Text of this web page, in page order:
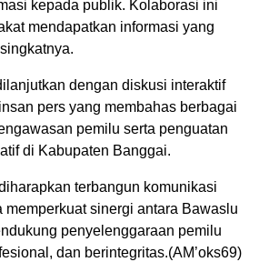
kepada publik. Kolaborasi ini
mendapatkan informasi yang
dengan diskusi interaktif
pers yang membahas berbagai
pemilu serta penguatan
di Kabupaten Banggai.
terbangun komunikasi
memperkuat sinergi antara Bawaslu
penyelenggaraan pemilu
dan berintegritas.(AM’oks69)